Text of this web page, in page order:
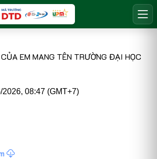
EM MANG TÊN TRƯỜNG ĐẠI HỌC
08:47 (GMT+7)